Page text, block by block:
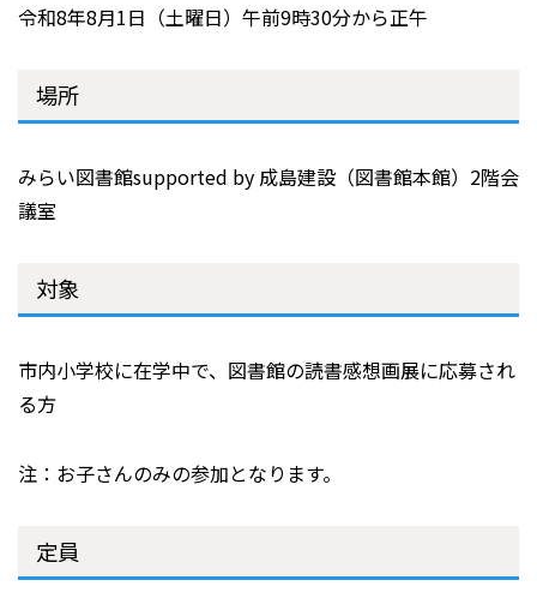
令和8年8月1日（土曜日）午前9時30分から正午
場所
みらい図書館supported by 成島建設（図書館本館）2階会
議室
対象
市内小学校に在学中で、図書館の読書感想画展に応募され
る方
注：お子さんのみの参加となります。
定員